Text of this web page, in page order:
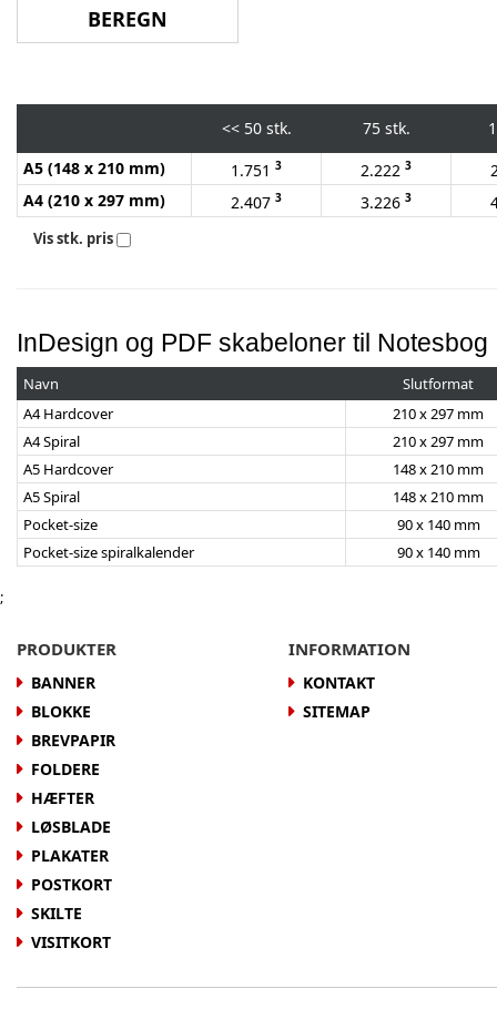
<<50 stk. 75 stk.
A5 (148 x 210 mm)
1.751 3 2.222 3
A4 (210 x 297 mm)
2.407 3 3.226 3
Vis stk. pris
InDesign og PDF skabeloner til Notesbog
Navn
Slutformat
A4 Hardcover
210 x 297 mm
A4 Spiral
210 x 297 mm
A5 Hardcover
148 x 210 mm
A5 Spiral
148 x 210 mm
Pocket-size
90 x 140 mm
Pocket-size spiralkalender
90 x 140 mm
;
PRODUKTER
BANNER
BLOKKE
BREVPAPIR
FOLDERE
HÆFTER
LØSBLADE
PLAKATER
POSTKORT
SKILTE
VISITKORT
INFORMATION
KONTAKT
SITEMAP